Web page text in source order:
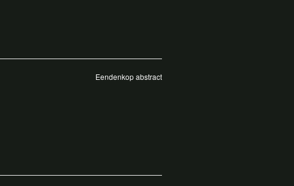
Eendenkop abstract